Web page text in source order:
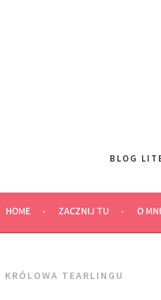
BLOG
HOME ZACZNIJ TU O
KRÓLOWA TEARLINGU